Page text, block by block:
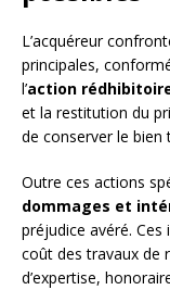
L’acquéreur
principales,
l’action
et la restitution du
de conserver le
Outre ces actions
dommages et
préjudice avéré.
coût des travaux de
d’expertise,